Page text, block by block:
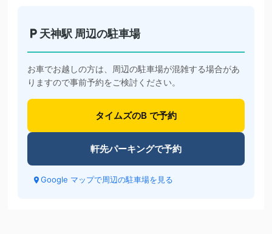
天神駅 周辺の駐車場
お車でお越しの方は、周辺の駐車場が混雑する場合があ
りますので事前予約をご検討ください。
タイムズのB で予約
軒先パーキングで予約
Google マップで周辺の駐車場を見る